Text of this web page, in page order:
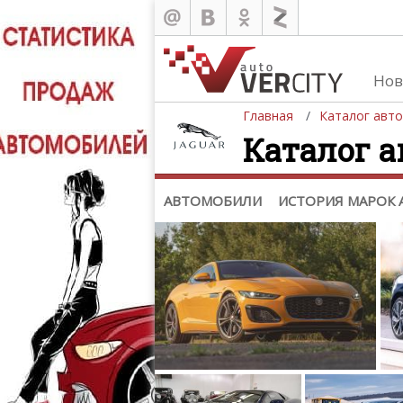
Главная Каталог
Каталог
АВТОМОБИЛИ ИСТОРИЯ МАРОК
Каталог
Автомобили
История марок автомобилей